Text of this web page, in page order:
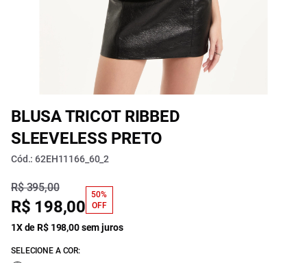
BLUSA TRICOT RIBBED
SLEEVELESS PRETO
Cód.: 62EH11166_60_2
R$ 395,00
R$ 198,00
50%
OFF
1X de R$ 198,00 sem juros
SELECIONE A COR: